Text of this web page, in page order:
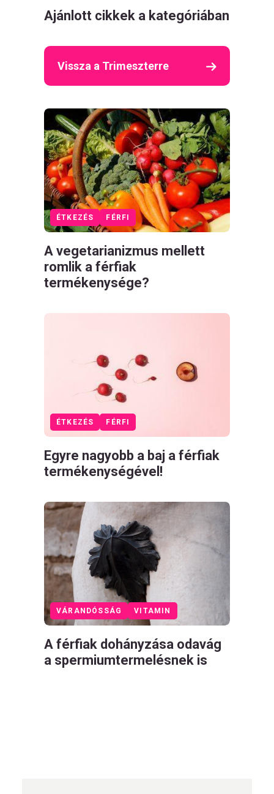
Ajánlott cikkek a kategóriában
Vissza a Trimeszterre
ÉTKEZÉS FÉRFI
A vegetarianizmus mellett
romlik a férfiak
termékenysége?
ÉTKEZÉS FÉRFI
Egyre nagyobb a baj a férfiak
termékenységével!
VÁRANDÓSSÁG VITAMIN
A férfiak dohányzása odavág
a spermiumtermelésnek is